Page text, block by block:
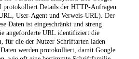
protokolliert Details der HTTP-Anfragen
User-Agent und Verweis-URL). Der
Daten ist eingeschränkt und streng
angeforderte URL identifiziert die
für die der Nutzer Schriftarten laden
werden protokolliert, damit Google